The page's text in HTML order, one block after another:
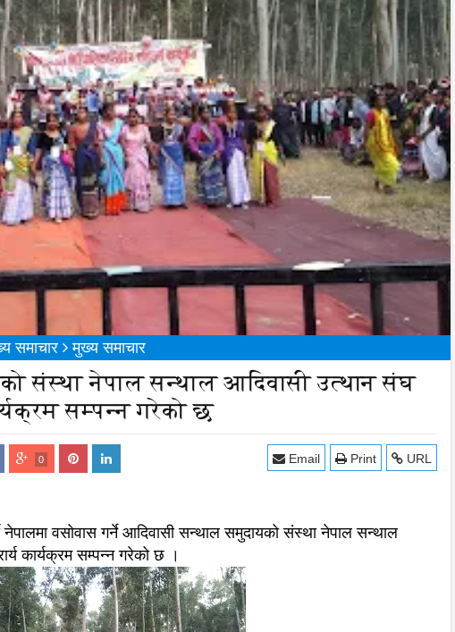
समाचार मुख्य समाचार
संस्था नेपाल सन्थाल आदिवासी उत्थान संघ
सम्पन्न गरेको छ
0 URL
Print
Email
वसोवास गर्ने आदिवासी सन्थाल समुदायको संस्था नेपाल सन्थाल
कार्यक्रम सम्पन्न गरेको छ ।